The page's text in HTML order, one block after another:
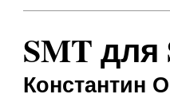
SMT для
Константин